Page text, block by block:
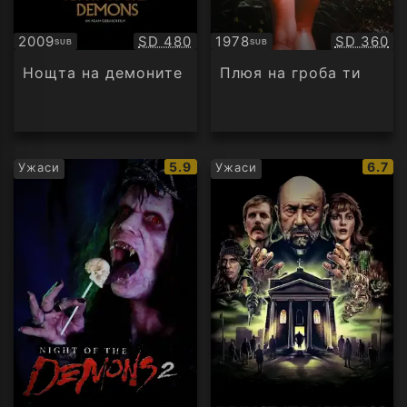
2009SUB
Субтитри Качество:
SD 480
Нощта на демоните
1978SUB
Субтитри SD 360
Плюя на гроба ти
Ужаси
IMDb
рейтинг:
5.9 Ужаси
IMDb
6.7